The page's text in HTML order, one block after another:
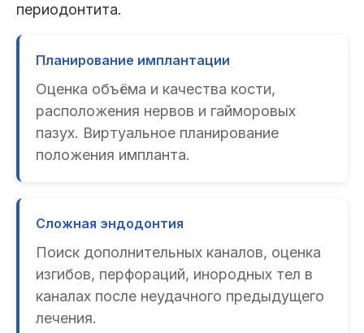
периодонтита.
Планирование имплантации
Оценка объёма и качества кости,
расположения нервов и гайморовых
пазух. Виртуальное планирование
положения импланта.
Сложная эндодонтия
Поиск дополнительных каналов, оценка
изгибов, перфораций, инородных тел в
каналах после неудачного предыдущего
лечения.